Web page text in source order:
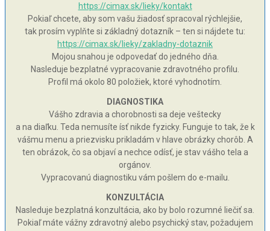
https://cimax.sk/lieky/kontakt
Pokiaľ chcete, aby som vašu žiadosť spracoval rýchlejšie,
tak prosím vyplňte si základný dotazník – ten si nájdete tu:
https://cimax.sk/lieky/zakladny-dotaznik
Mojou snahou je odpovedať do jedného dňa.
Nasleduje bezplatné vypracovanie zdravotného profilu.
Profil má okolo 80 položiek, ktoré vyhodnotím.
DIAGNOSTIKA
Vášho zdravia a chorobnosti sa deje veštecky
a na diaľku. Teda nemusíte ísť nikde fyzicky. Funguje to tak, že k
vášmu menu a priezvisku prikladám v hlave obrázky chorôb. A
ten obrázok, čo sa objaví a nechce odísť, je stav vášho tela a
orgánov.
Vypracovanú diagnostiku vám pošlem do e-mailu.
KONZULTÁCIA
Nasleduje bezplatná konzultácia, ako by bolo rozumné liečiť sa.
Pokiaľ máte vážny zdravotný alebo psychický stav, požadujem